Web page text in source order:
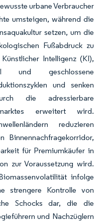
urbane Verbraucher
umsteigen, während die
setzen, um die
Fußabdruck zu
Intelligenz (KI),
und geschlossene
und senken
die adressierbare
erweitert wird.
reduzieren
Binnennachfragekorridor,
für Premiumkäufer in
zur Voraussetzung wird.
infolge
strengere Kontrolle von
Schocks dar, die die
und Nachzüglern